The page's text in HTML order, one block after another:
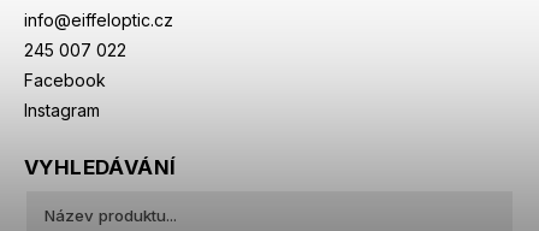
info@eiffeloptic.cz
245 007 022
Facebook
Instagram
VYHLEDÁVÁNÍ